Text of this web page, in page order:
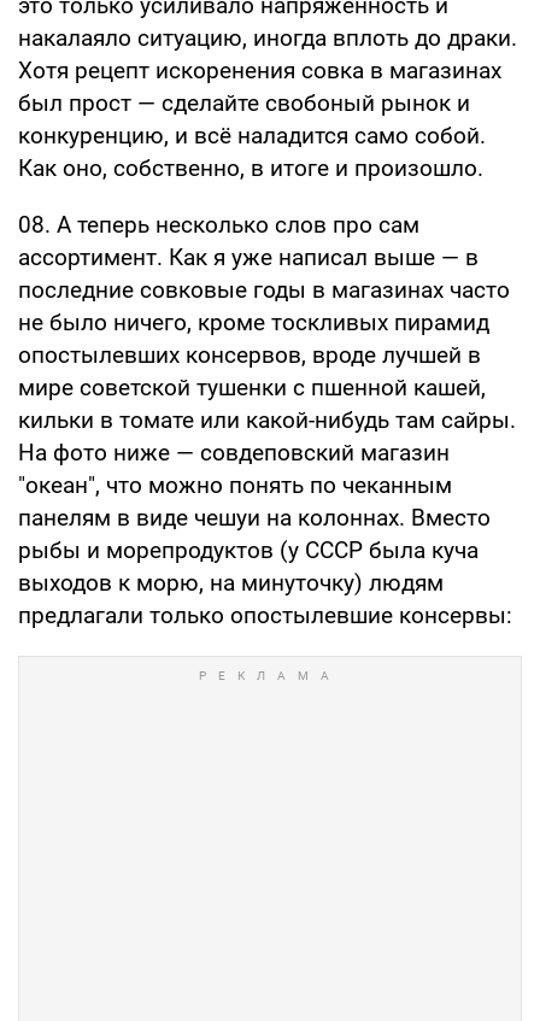
накалаяло ситуацию, иногда вплоть до драки.
Хотя рецепт искоренения совка в магазинах
был прост — сделайте свобоный рынок и
конкуренцию, и всё наладится само собой.
Как оно, собственно, в итоге и произошло.
08. А теперь несколько слов про сам
ассортимент. Как я уже написал выше — в
последние совковые годы в магазинах часто
не было ничего, кроме тоскливых пирамид
опостылевших консервов, вроде лучшей в
мире советской тушенки с пшенной кашей,
кильки в томате или какой-нибудь там сайры.
На фото ниже — совдеповский магазин
"океан", что можно понять по чеканным
панелям в виде чешуи на колоннах. Вместо
рыбы и морепродуктов (у СССР была куча
выходов к морю, на минуточку) людям
предлагали только опостылевшие консервы: